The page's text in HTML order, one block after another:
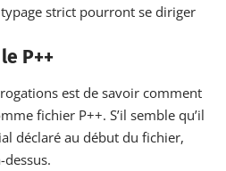
strict pourront se diriger
P++
est de savoir comment
fichier P++. S’il semble qu’il
déclaré au début du fichier,
dessus.